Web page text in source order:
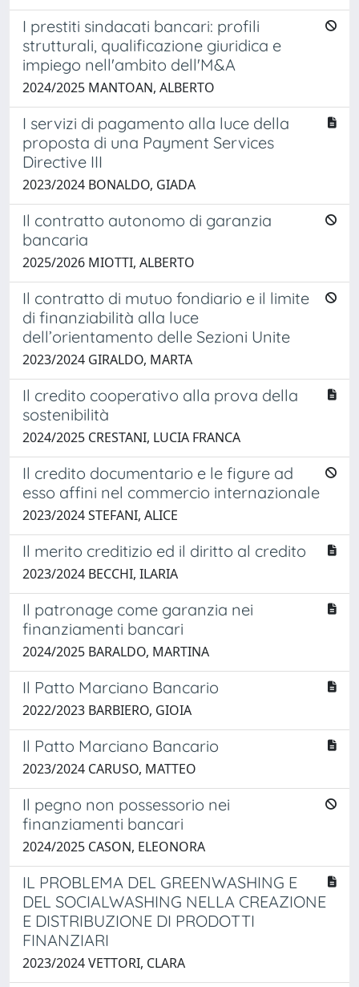
I prestiti sindacati bancari: profili
strutturali, qualificazione giuridica e
impiego nell'ambito dell'M&A
2024/2025 MANTOAN, ALBERTO
I servizi di pagamento alla luce della
proposta di una Payment Services
Directive III
2023/2024 BONALDO, GIADA
Il contratto autonomo di garanzia
bancaria
2025/2026 MIOTTI, ALBERTO
Il contratto di mutuo fondiario e il limite
di finanziabilità alla luce
dell’orientamento delle Sezioni Unite
2023/2024 GIRALDO, MARTA
Il credito cooperativo alla prova della
sostenibilità
2024/2025 CRESTANI, LUCIA FRANCA
Il credito documentario e le figure ad
esso affini nel commercio internazionale
2023/2024 STEFANI, ALICE
Il merito creditizio ed il diritto al credito
2023/2024 BECCHI, ILARIA
Il patronage come garanzia nei
finanziamenti bancari
2024/2025 BARALDO, MARTINA
Il Patto Marciano Bancario
2022/2023 BARBIERO, GIOIA
Il Patto Marciano Bancario
2023/2024 CARUSO, MATTEO
Il pegno non possessorio nei
finanziamenti bancari
2024/2025 CASON, ELEONORA
IL PROBLEMA DEL GREENWASHING E
DEL SOCIALWASHING NELLA CREAZIONE
E DISTRIBUZIONE DI PRODOTTI
FINANZIARI
2023/2024 VETTORI, CLARA